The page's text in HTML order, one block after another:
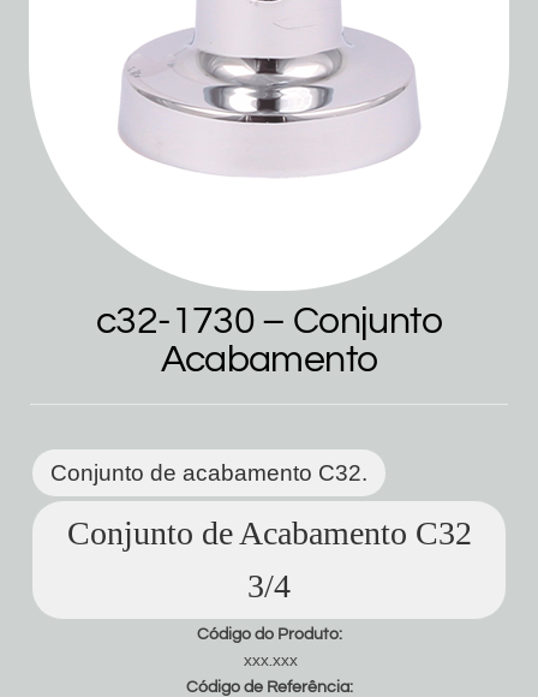
c32-1730 – Conjunto
Acabamento
Conjunto de acabamento C32.
Conjunto de Acabamento C32
3/4
Código do Produto:
xxx.xxx
Código de Referência: